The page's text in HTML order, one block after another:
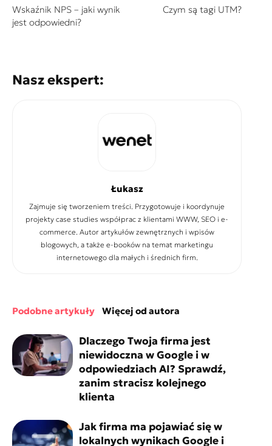
Wskaźnik NPS – jaki wynik
jest odpowiedni?
Czym są tagi UTM?
Nasz ekspert:
Łukasz
Zajmuje się tworzeniem treści. Przygotowuje i koordynuje
projekty case studies współprac z klientami WWW, SEO i e-
commerce. Autor artykułów zewnętrznych i wpisów
blogowych, a także e-booków na temat marketingu
internetowego dla małych i średnich firm.
podobne artykuły więcej od autora
Dlaczego Twoja firma jest
niewidoczna w Google i w
odpowiedziach AI? Sprawdź,
zanim stracisz kolejnego
klienta
Jak firma ma pojawiać się w
lokalnych wynikach Google i